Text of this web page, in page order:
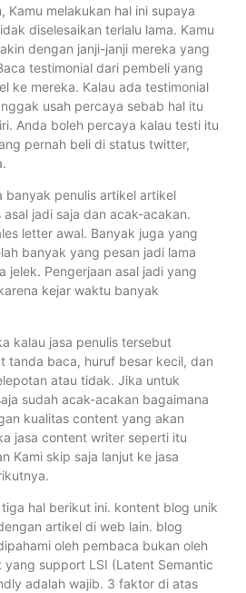
Kamu melakukan hal ini supaya
diselesaikan terlalu lama. Kamu
dengan janji-janji mereka yang
testimonial dari pembeli yang
ke mereka. Kalau ada testimonial
usah percaya sebab hal itu
Anda boleh percaya kalau testi itu
pernah beli di status twitter,
banyak penulis artikel artikel
jadi saja dan acak-acakan.
letter awal. Banyak juga yang
banyak yang pesan jadi lama
jelek. Pengerjaan asal jadi yang
kejar waktu banyak
kalau jasa penulis tersebut
tanda baca, huruf besar kecil, dan
atau tidak. Jika untuk
sudah acak-acakan bagaimana
kualitas content yang akan
jasa content writer seperti itu
Kami skip saja lanjut ke jasa
hal berikut ini. kontent blog unik
artikel di web lain. blog
oleh pembaca bukan oleh
yang support LSI (Latent Semantic
adalah wajib. 3 faktor di atas